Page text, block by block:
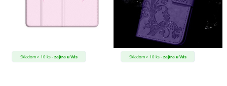
Skladom > 10 ks -zajtra u Vás Skladom > 10 ks -zajtra u Vás